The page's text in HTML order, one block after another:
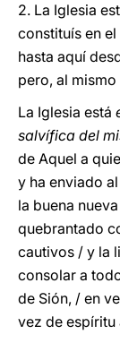
2. La Iglesia
constituís en
hasta aquí
pero, al
La Iglesia está
salvífica del
de Aquel a
y ha enviado
la buena
quebrantado
cautivos / y la
consolar a
de Sión, / en
vez de